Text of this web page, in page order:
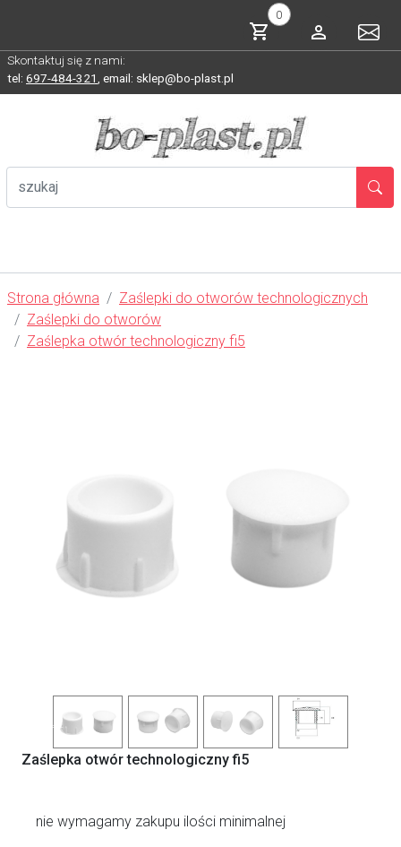
0
Skontaktuj się z nami:
tel: 697-484-321 email: sklep@bo-plast.pl
Strona główna
Zaślepki do otworów technologicznych
Zaślepki do otworów
Zaślepka otwór technologiczny fi5
Previous
Zaślepka otwór technologiczny fi5
nie wymagamy zakupu ilości minimalnej